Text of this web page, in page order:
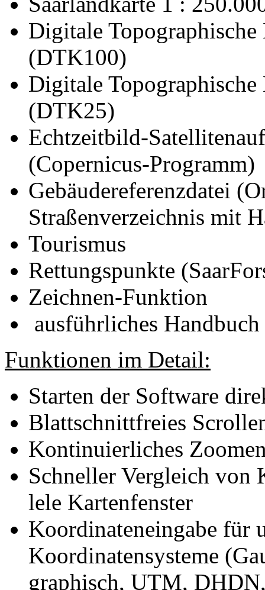
Digitale
(DTK100)
Digitale
(DTK25)
Echtzeitbild-
(Copernicus-Programm)
Gebäudereferenzdatei
Straßenverzeichnis mit
Tourismus
Rettungspunkte
Zeichnen-Funktion
ausführliches
Funktionen im Detail:
Starten der Software
Blattschnittfreies
Kontinuierliches
Schneller Vergleich von
lele Kartenfenster
Koordinateneingabe für
Koordinatensysteme
graphisch, UTM,